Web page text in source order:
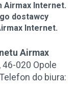
Airmax Internet.
dostawcy
Internet.
Airmax
020 Opole
do biura: